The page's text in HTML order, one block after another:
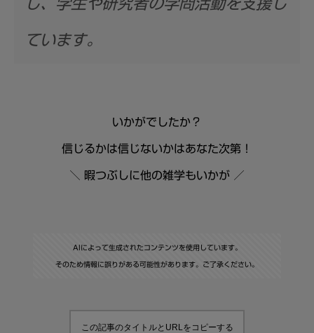
し、学生や研究者の学問活動を支援し
ています。
いかがでしたか？
信じるかは信じないかはあなた次第！
＼ 暇つぶしに他の雑学もいかが ／
AIによって生成されたコンテンツを使用しています。
そのため情報に誤りがある可能性があります。ご了承ください。
この記事のタイトルとURLをコピーする